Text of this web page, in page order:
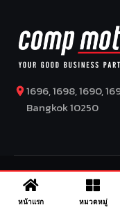
หน้าแรก หมวดหมู่
1696, 1698, 1690,
Bangkok 10250
COPYRIGHT BY
SuperDrive– ข่าวร
จักรยานยนต์ รีวิวมอ